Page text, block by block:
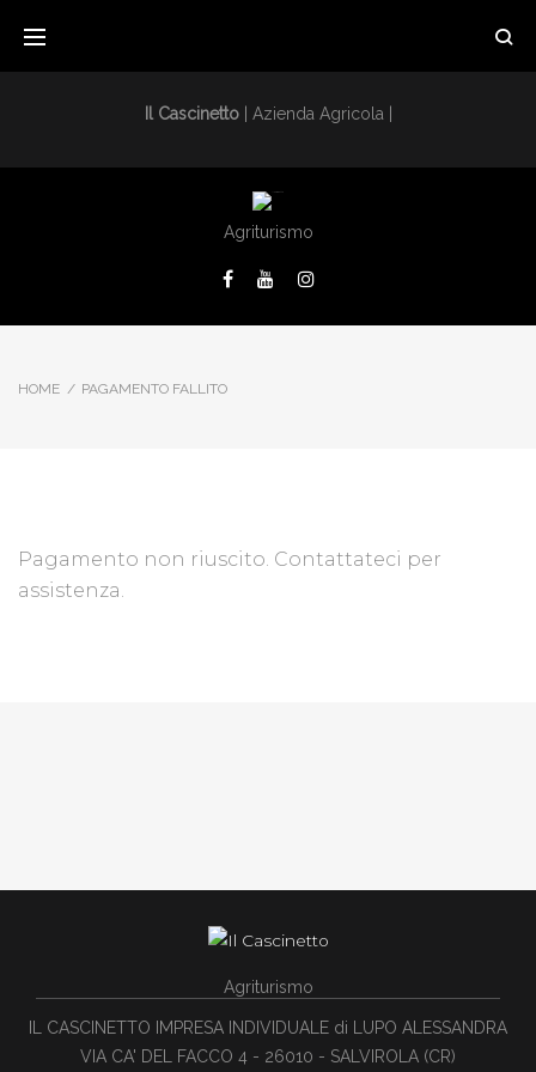
Il Cascinetto| Azienda Agricola |
Agriturismo
HOME / PAGAMENTO FALLITO
Pagamento non riuscito. Contattateci per
assistenza.
Agriturismo
IL CASCINETTO IMPRESA INDIVIDUALE di LUPO ALESSANDRA
VIA CA' DEL FACCO 4 - 26010 - SALVIROLA (CR)